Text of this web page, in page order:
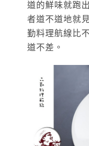
道的鮮味就跑
者道不道地就
勤料理航線比
道不差。